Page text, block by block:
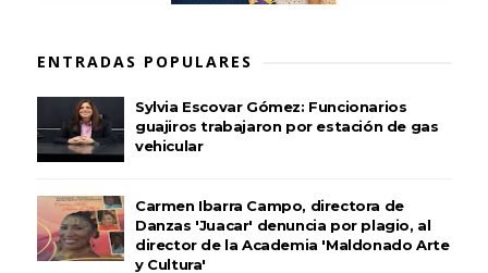
ENTRADAS POPULARES
Sylvia Escovar Gómez: Funcionarios
guajiros trabajaron por estación de gas
vehicular
Carmen Ibarra Campo, directora de
Danzas 'Juacar' denuncia por plagio, al
director de la Academia 'Maldonado Arte
y Cultura'